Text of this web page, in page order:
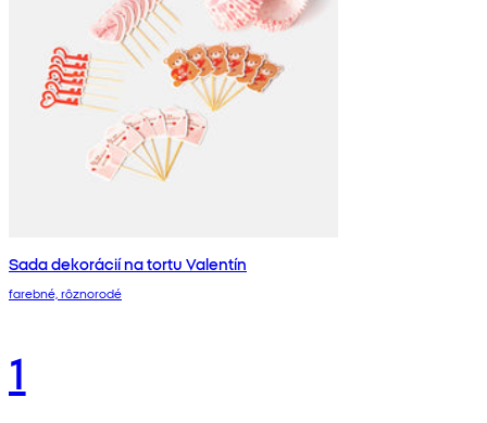
Sada dekorácií na tortu Valentín
farebné, rôznorodé
1